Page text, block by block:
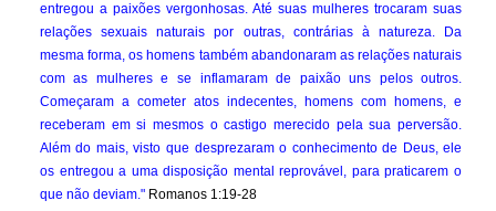
entregou a paixões vergonhosas. Até suas mulheres trocaram suas
relações sexuais naturais por outras, contrárias à natureza. Da
mesma forma, os homens também abandonaram as relações naturais
com as mulheres e se inflamaram de paixão uns pelos outros.
Começaram a cometer atos indecentes, homens com homens, e
receberam em si mesmos o castigo merecido pela sua perversão.
Além do mais, visto que desprezaram o conhecimento de Deus, ele
os entregou a uma disposição mental reprovável, para praticarem o
que não deviam."Romanos 1:19-28